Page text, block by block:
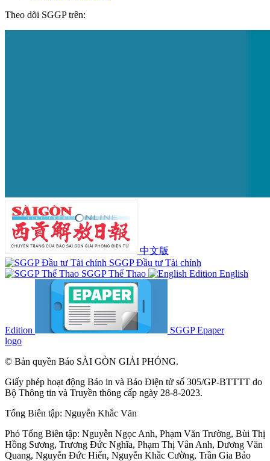
Theo dõi SGGP trên:
中文版
SGGP Đầu tư Tài chính
SGGP Thể Thao
English
Edition
SGGP Epaper
logo
© Bản quyền Báo SÀI GÒN GIẢI PHÓNG.
Giấy phép hoạt động Báo in và Báo Điện tử số 305/GP-BTTTT do
Bộ Thông tin và Truyền thông cấp ngày 28-8-2023.
Tổng Biên tập: Nguyễn Khắc Văn
Phó Tổng Biên tập: Nguyễn Ngọc Anh, Phạm Văn Trường, Bùi Thị
Hồng Sương, Trương Đức Nghĩa, Phạm Thị Vân Anh, Dương Văn
Quang, Nguyễn Đức Hiển, Nguyễn Khắc Cường, Trần Gia Bảo